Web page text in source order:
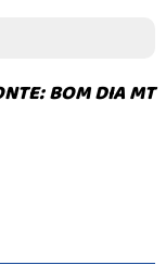
BOM DIA MT